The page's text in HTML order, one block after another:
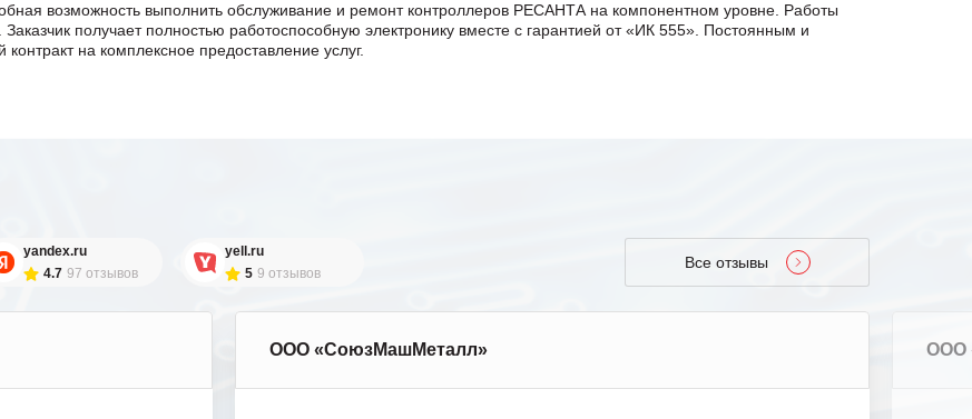
возможность выполнить обслуживание и ремонт контроллеров РЕСАНТА на компонентном уровне. Работы
получает полностью работоспособную электронику вместе с гарантией от «ИК 555». Постоянным и
на комплексное предоставление услуг.
yandex.ru
4.7 97 отзывов
yell.ru
5 9 отзывов
Все отзывы
ООО «СоюзМашМеталл» ООО